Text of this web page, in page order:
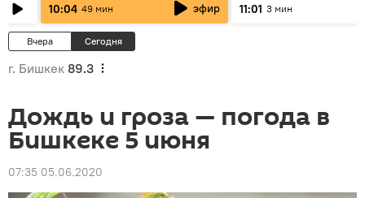
населения
10:04 49 мин эфир 11:01 3 мин
Вчера Сегодня
г. Бишкек 89.3
Дождь и гроза — погода в
Бишкеке 5 июня
07:35 05.06.2020